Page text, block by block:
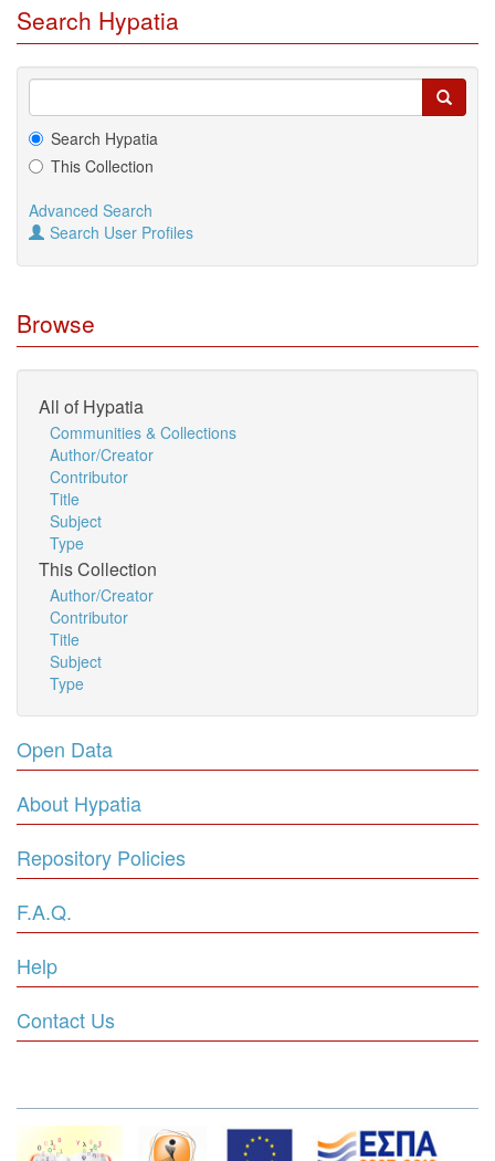
Search Hypatia
Search Hypatia
This Collection
Advanced Search
Search User Profiles
Browse
All of Hypatia
Communities & Collections
Author/Creator
Contributor
Title
Subject
Type
This Collection
Author/Creator
Contributor
Title
Subject
Type
Open Data
About Hypatia
Repository Policies
F.A.Q.
Help
Contact Us